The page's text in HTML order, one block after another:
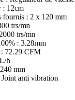
: 12cm
fournis : 2 x 120 mm
trs/mn
trs/mn
: 3.28mm
72.29 CFM
h
mm
anti vibration